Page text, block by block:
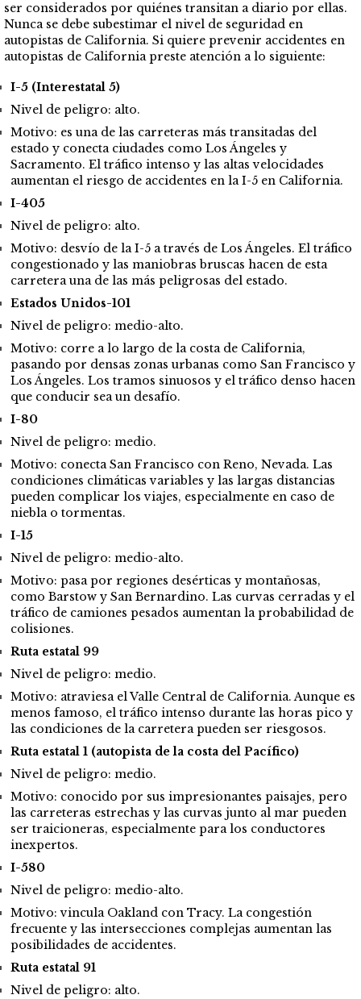
ser considerados por quiénes transitan a diario por ellas.
Nunca se debe subestimar el nivel de seguridad en
autopistas de California. Si quiere prevenir accidentes en
autopistas de California preste atención a lo siguiente:
I-5 (Interestatal 5)
Nivel de peligro: alto.
Motivo: es una de las carreteras más transitadas del
estado y conecta ciudades como Los Ángeles y
Sacramento. El tráfico intenso y las altas velocidades
aumentan el riesgo de accidentes en la I-5 en California.
I-405
Nivel de peligro: alto.
Motivo: desvío de la I-5 a través de Los Ángeles. El tráfico
congestionado y las maniobras bruscas hacen de esta
carretera una de las más peligrosas del estado.
Estados Unidos-101
Nivel de peligro: medio-alto.
Motivo: corre a lo largo de la costa de California,
pasando por densas zonas urbanas como San Francisco y
Los Ángeles. Los tramos sinuosos y el tráfico denso hacen
que conducir sea un desafío.
I-80
Nivel de peligro: medio.
Motivo: conecta San Francisco con Reno, Nevada. Las
condiciones climáticas variables y las largas distancias
pueden complicar los viajes, especialmente en caso de
niebla o tormentas.
I-15
Nivel de peligro: medio-alto.
Motivo: pasa por regiones desérticas y montañosas,
como Barstow y San Bernardino. Las curvas cerradas y el
tráfico de camiones pesados ​​aumentan la probabilidad de
colisiones.
Ruta estatal 99
Nivel de peligro: medio.
Motivo: atraviesa el Valle Central de California. Aunque es
menos famoso, el tráfico intenso durante las horas pico y
las condiciones de la carretera pueden ser riesgosos.
Ruta estatal 1 (autopista de la costa del Pacífico)
Nivel de peligro: medio.
Motivo: conocido por sus impresionantes paisajes, pero
las carreteras estrechas y las curvas junto al mar pueden
ser traicioneras, especialmente para los conductores
inexpertos.
I-580
Nivel de peligro: medio-alto.
Motivo: vincula Oakland con Tracy. La congestión
frecuente y las intersecciones complejas aumentan las
posibilidades de accidentes.
Ruta estatal 91
Nivel de peligro: alto.